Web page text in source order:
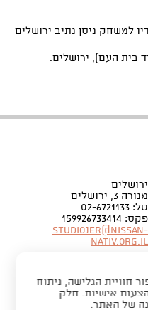
למשחק ניסן נתיב ירושלים
ירושלים
מנורה 3, ירושלים
טל: 02-6721133
פקס: 159926733414
Studiojer@nissan-
nativ.org.il
חוויית הגלישה, ניתוח
אישיות. חלק
של האתר.